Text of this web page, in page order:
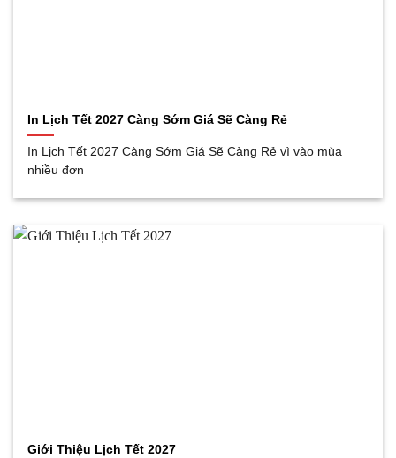
In Lịch Tết 2027 Càng Sớm Giá Sẽ Càng Rẻ
In Lịch Tết 2027 Càng Sớm Giá Sẽ Càng Rẻ vì vào mùa
nhiều đơn
Giới Thiệu Lịch Tết 2027